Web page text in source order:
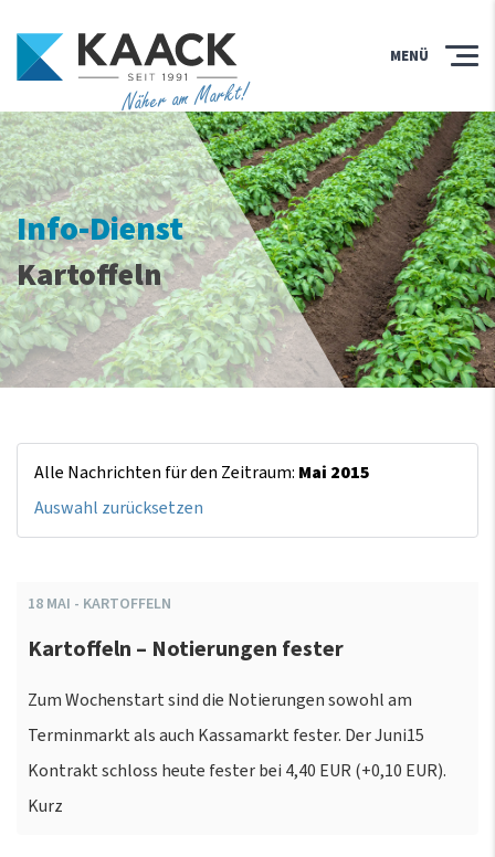
Näher am Markt!
MENÜ
Info-Dienst
Kartoffeln
Alle Nachrichten für den Zeitraum: Mai 2015
Auswahl zurücksetzen
18 MAI - KARTOFFELN
Kartoffeln – Notierungen fester
Zum Wochenstart sind die Notierungen sowohl am
Terminmarkt als auch Kassamarkt fester. Der Juni15
Kontrakt schloss heute fester bei 4,40 EUR (+0,10 EUR).
Kurz